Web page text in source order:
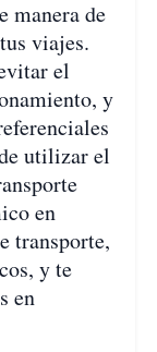
manera de
viajes.
el
y
utilizar el
en
transporte,
y te
en